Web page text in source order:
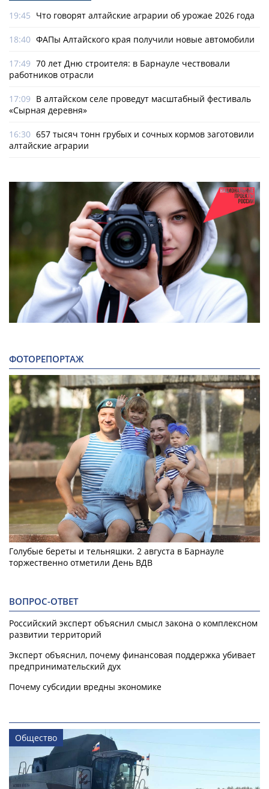
19:45 Что говорят алтайские аграрии об урожае 2026 года
18:40 ФАПы Алтайского края получили новые автомобили
17:49 70 лет Дню строителя: в Барнауле чествовали
работников отрасли
17:09 В алтайском селе проведут масштабный фестиваль
«Сырная деревня»
16:30 657 тысяч тонн грубых и сочных кормов заготовили
алтайские аграрии
ФОТОРЕПОРТАЖ
Голубые береты и тельняшки. 2 августа в Барнауле
торжественно отметили День ВДВ
ВОПРОС-ОТВЕТ
Российский эксперт объяснил смысл закона о комплексном
развитии территорий
Эксперт объяснил, почему финансовая поддержка убивает
предпринимательский дух
Почему субсидии вредны экономике
Общество